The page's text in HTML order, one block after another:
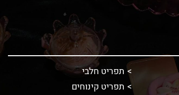
תפריט חלבי
תפריט קינוחים